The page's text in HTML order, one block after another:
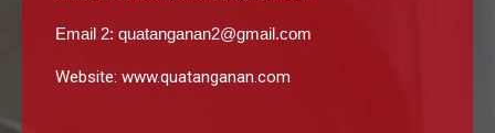
Email 2: quatanganan2@gmail.com
Website: www.quatanganan.com